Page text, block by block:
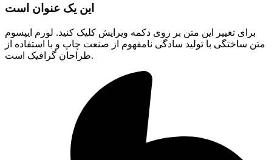
این یک عنوان است
برای تغییر این متن بر روی دکمه ویرایش کلیک کنید. لورم ایپسوم
متن ساختگی با تولید سادگی نامفهوم از صنعت چاپ و با استفاده از
طراحان گرافیک است.